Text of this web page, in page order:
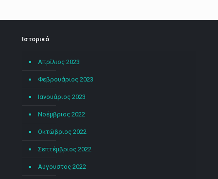
Ιστορικό
Απρίλιος 2023
Φεβρουάριος 2023
Ιανουάριος 2023
Νοέμβριος 2022
Οκτώβριος 2022
Σεπτέμβριος 2022
Αύγουστος 2022